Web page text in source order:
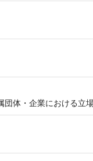
体・企業における立